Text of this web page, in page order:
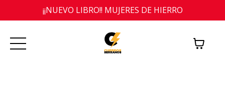
¡¡NUEVO LIBRO!! MUJERES DE HIERRO